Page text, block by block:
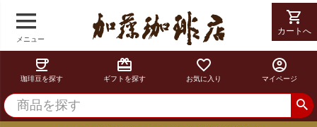
メニュー
shopping_cart
カートへ
coffee
珈琲豆を探す
card_giftcard
ギフトを探す
favorite_border
お気に入り
account_circle
マイページ